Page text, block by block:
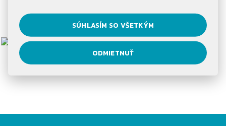
SÚHLASÍM SO VŠETKÝM
ODMIETNUŤ